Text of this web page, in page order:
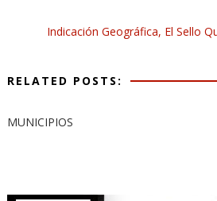
Indicación Geográfica, El Sello
RELATED POSTS:
MUNICIPIOS